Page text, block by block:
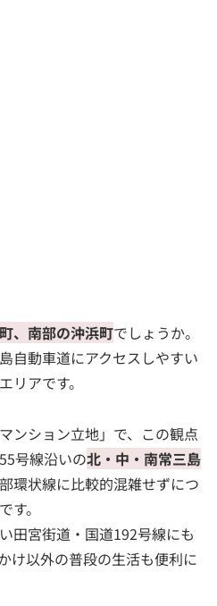
、南部の沖浜町でしょうか。
自動車道にアクセスしやすい
リアです。
ンション立地」で、この観点
号線沿いの北・中・南常三島
環状線に比較的混雑せずにつ
です。
田宮街道・国道192号線にも
け以外の普段の生活も便利に